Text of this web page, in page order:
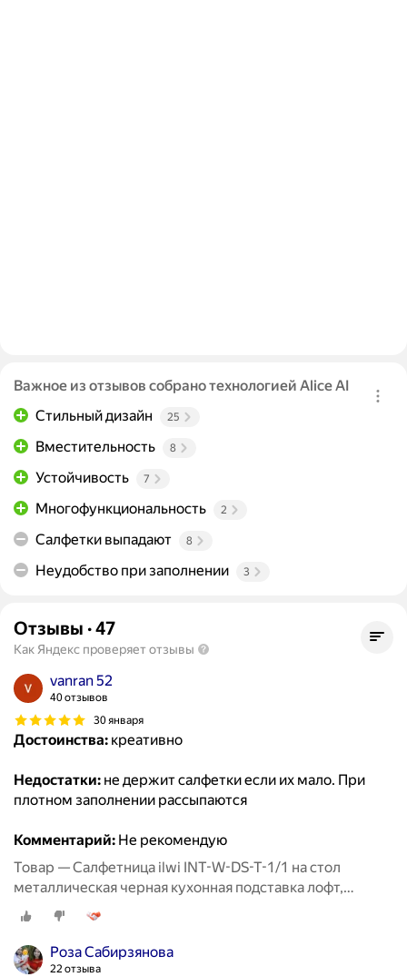
Важное из отзывов собрано технологией Alice AI
Стильный дизайн
25
Вместительность 8
Устойчивость 7
Многофункциональность 2
Салфетки выпадают 8
Неудобство при заполнении 3
Отзывы ·47
Как Яндекс проверяет отзывы
vanran 52
40 отзывов
30 января
Достоинства: креативно
Недостатки: не держит салфетки если их мало. При
плотном заполнении рассыпаются
Комментарий: Не рекомендую
Товар — Салфетница ilwi INT-W-DS-T-1/1 на стол
металлическая черная кухонная подставка лофт,
держатель для бумажных салфеток
Роза Сабирзянова
22 отзыва